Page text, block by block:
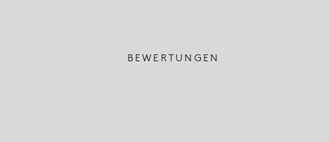
BEWERTUNGEN